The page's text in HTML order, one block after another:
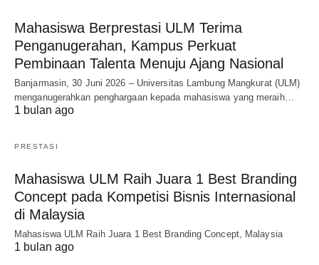
Mahasiswa Berprestasi ULM Terima
Penganugerahan, Kampus Perkuat
Pembinaan Talenta Menuju Ajang Nasional
Banjarmasin, 30 Juni 2026 – Universitas Lambung Mangkurat (ULM)
menganugerahkan penghargaan kepada mahasiswa yang meraih…
1 bulan ago
PRESTASI
Mahasiswa ULM Raih Juara 1 Best Branding
Concept pada Kompetisi Bisnis Internasional
di Malaysia
Mahasiswa ULM Raih Juara 1 Best Branding Concept, Malaysia
1 bulan ago